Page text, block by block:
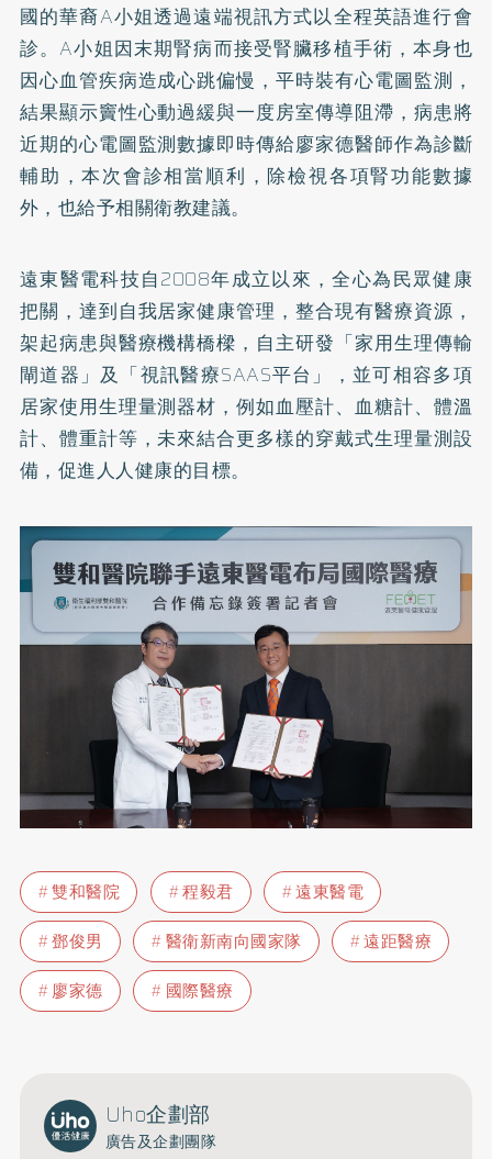
國的華裔A小姐透過遠端視訊方式以全程英語進行會
診。A小姐因末期腎病而接受腎臟移植手術，本身也
因心血管疾病造成心跳偏慢，平時裝有心電圖監測，
結果顯示竇性心動過緩與一度房室傳導阻滯，病患將
近期的心電圖監測數據即時傳給廖家德醫師作為診斷
輔助，本次會診相當順利，除檢視各項腎功能數據
外，也給予相關衛教建議。
遠東醫電科技自2008年成立以來，全心為民眾健康
把關，達到自我居家健康管理，整合現有醫療資源，
架起病患與醫療機構橋樑，自主研發「家用生理傳輸
閘道器」及「視訊醫療SAAS平台」，並可相容多項
居家使用生理量測器材，例如血壓計、血糖計、體溫
計、體重計等，未來結合更多樣的穿戴式生理量測設
備，促進人人健康的目標。
雙和醫院 程毅君
遠東醫電
鄧俊男
醫衛新南向國家隊
遠距醫療
廖家德
國際醫療
Uho企劃部
廣告及企劃團隊